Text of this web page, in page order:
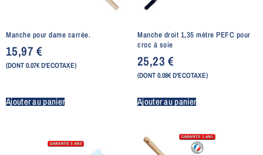
Manche pour dame carrée.
15,97€
(DONT 0.07€ D'ECOTAXE)
Ajouter au panier
Manche droit 1,35 mètre PEFC pour
croc à soie
25,23€
(DONT 0.08€ D'ECOTAXE)
Ajouter au panier